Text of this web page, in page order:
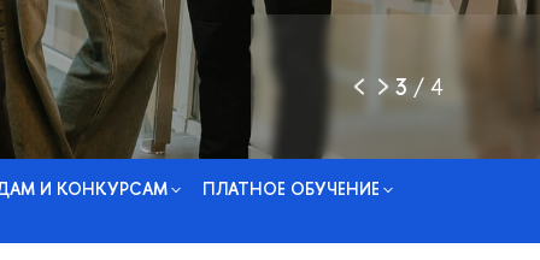
3/4
И КОНКУРСАМ ПЛАТНОЕ ОБУЧЕНИЕ